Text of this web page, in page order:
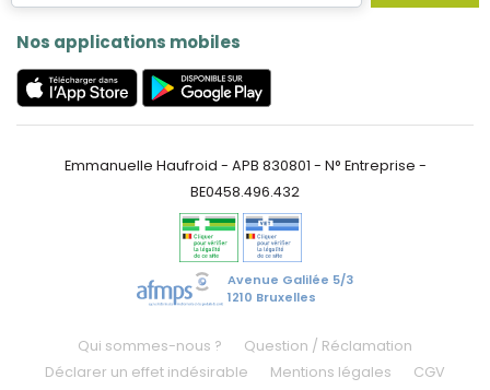
Nos applications mobiles
Emmanuelle Haufroid - APB 830801 - N° Entreprise -
BE0458.496.432
Avenue Galilée 5/3
1210 Bruxelles
Qui sommes-nous ?
Question / Réclamation
Déclarer un effet indésirable
Mentions légales
CGV